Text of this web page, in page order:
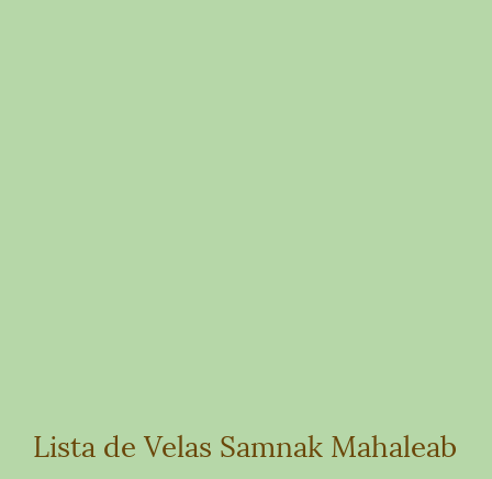
Lista de Velas Samnak Mahaleab